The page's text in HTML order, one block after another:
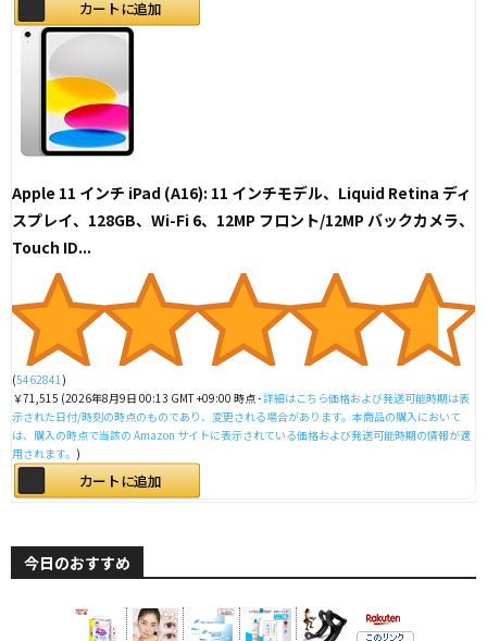
カートに追加
Apple 11 インチ iPad (A16): 11 インチモデル、Liquid Retina ディ
スプレイ、128GB、Wi-Fi 6、12MP フロント/12MP バックカメラ、
Touch ID...
(5462841 )
￥71,515 (2026年8月9日 00:13 GMT +09:00 時点 -詳細はこちら価格および発送可能時期は表
示された日付/時刻の時点のものであり、変更される場合があります。本商品の購入において
は、購入の時点で当該の Amazon サイトに表示されている価格および発送可能時期の情報が適
用されます。 )
カートに追加
今日のおすすめ